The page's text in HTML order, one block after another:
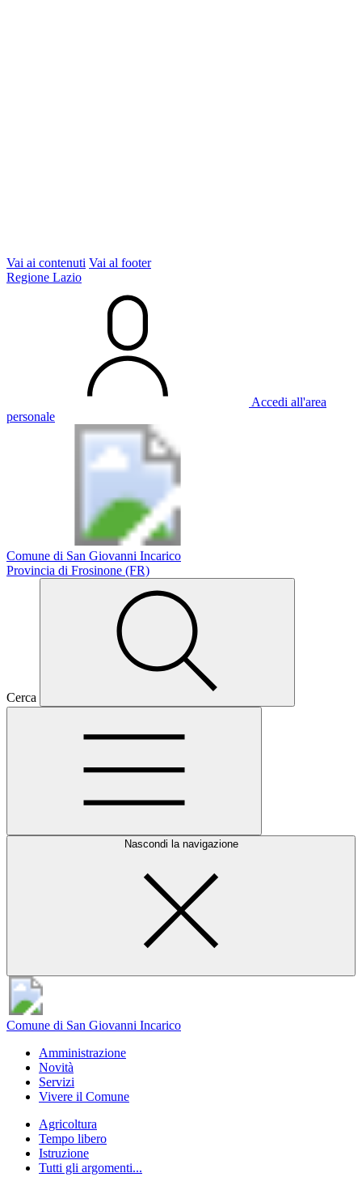
Vai ai contenuti Vai al footer
Regione Lazio
Accedi all'area
personale
Comune di San Giovanni Incarico
Provincia di Frosinone (FR)
Cerca
Nascondi la navigazione
Comune di San Giovanni Incarico
Amministrazione
Novità
Servizi
Vivere il Comune
Agricoltura
Tempo libero
Istruzione
Tutti gli argomenti...